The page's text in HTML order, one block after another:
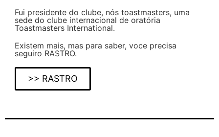
Fui presidente do clube, nós toastmasters, uma
sede do clube internacional de oratória
Toastmasters International.
Existem mais, mas para saber, voce precisa
seguiro RASTRO.
>> RASTRO